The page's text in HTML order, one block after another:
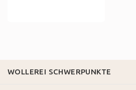
WOLLEREI SCHWERPUNKTE